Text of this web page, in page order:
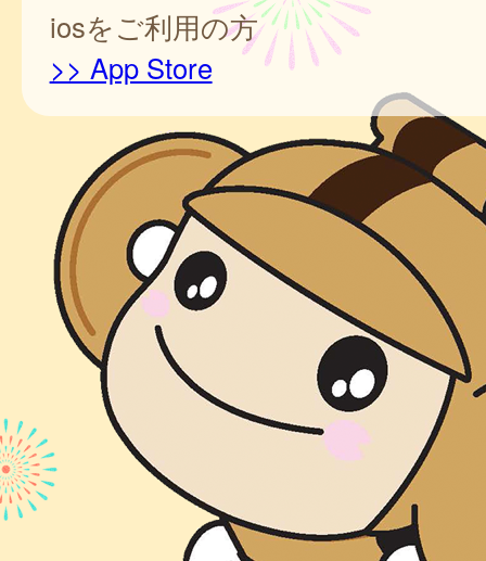
iosをご利用の方
>> App Store